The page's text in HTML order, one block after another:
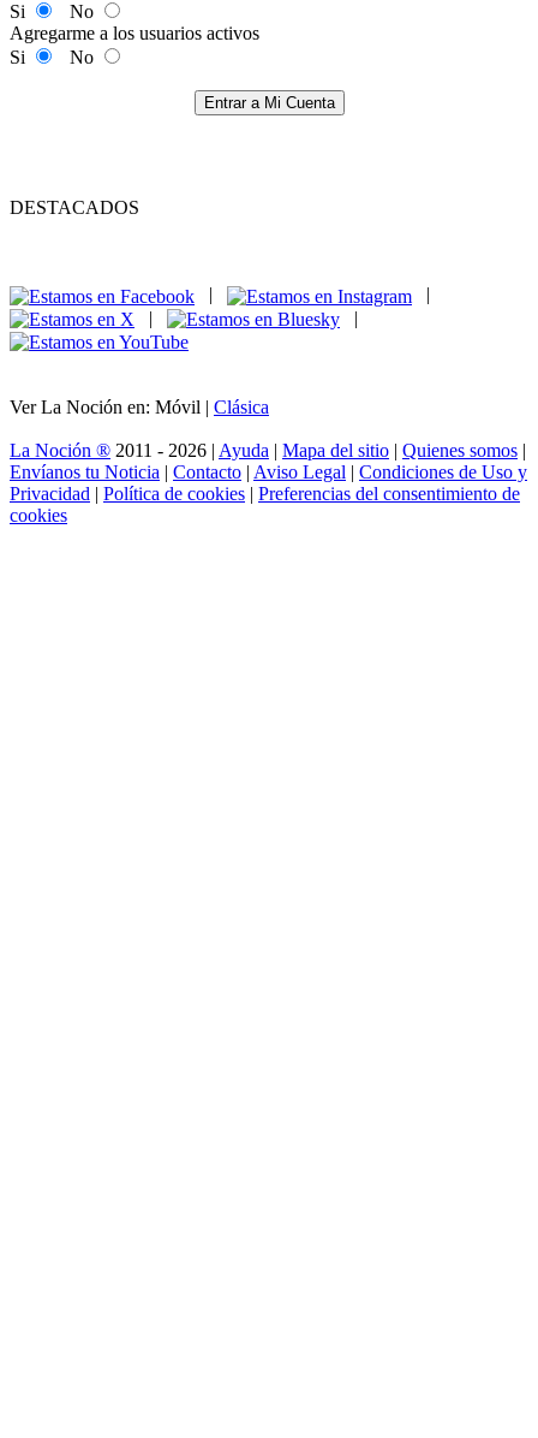
Si
No
Agregarme a los usuarios activos
Si
No
Entrar a Mi Cuenta
DESTACADOS
|
|
Ver La Noción en: Móvil | Clásica
La Noción ® 2011 - 2026 | Ayuda | Mapa del sitio | Quienes somos |
Envíanos tu Noticia | Contacto | Aviso Legal | Condiciones de Uso y
Privacidad | Política de cookies | Preferencias del consentimiento de
cookies